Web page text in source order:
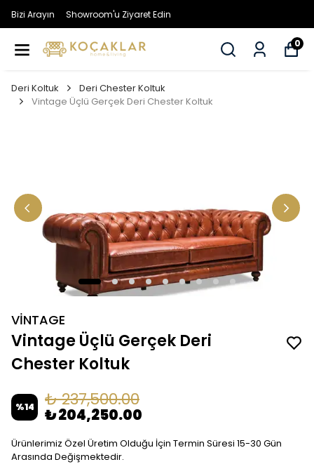
Bizi Arayın Showroom'u Ziyaret Edin
0
Deri Koltuk
Deri Chester Koltuk
Vintage Üçlü Gerçek Deri Chester Koltuk
VİNTAGE
Vintage Üçlü Gerçek Deri
Chester Koltuk
%14 ₺ 237,500.00
₺ 204,250.00
Ürünlerimiz Özel Üretim Olduğu İçin Termin Süresi 15-30 Gün
Arasında Değişmektedir.